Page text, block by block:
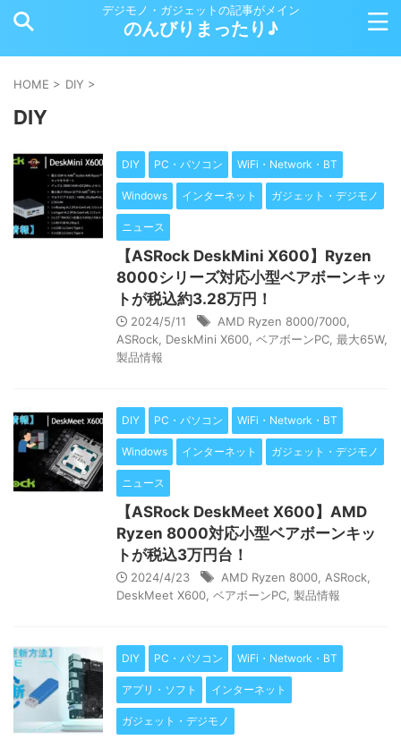
デジモノ・ガジェットの記事がメイン
のんびりまったり♪
HOME > DIY >
DIY
DIY PC・パソコン WiFi・Network・BT
Windows インターネット ガジェット・デジモノ
ニュース
【ASRock DeskMini X600】Ryzen
8000シリーズ対応小型ベアボーンキッ
トが税込約3.28万円！
2024/5/11 AMD Ryzen 8000/7000
ASRock
DeskMini X600 ベアボーンPC 最大65W,
製品情報
DIY PC・パソコン WiFi・Network・BT
Windows インターネット ガジェット・デジモノ
ニュース
【ASRock DeskMeet X600】AMD
Ryzen 8000対応小型ベアボーンキッ
トが税込3万円台！
2024/4/23 AMD Ryzen 8000 ASRock
DeskMeet X600 ベアボーンPC 製品情報
DIY PC・パソコン WiFi・Network・BT
アプリ・ソフト インターネット
ガジェット・デジモノ